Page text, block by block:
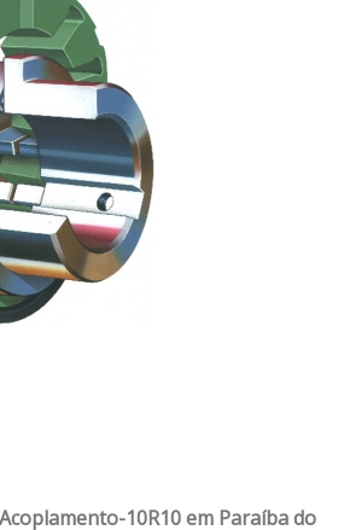
Acoplamento-10R10 em Paraíba do